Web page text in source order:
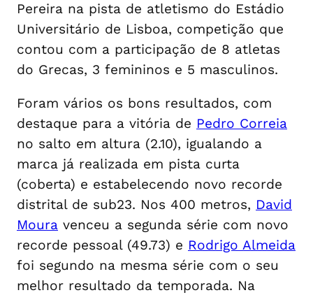
Pereira na pista de atletismo do Estádio
Universitário de Lisboa, competição que
contou com a participação de 8 atletas
do Grecas, 3 femininos e 5 masculinos.
Foram vários os bons resultados, com
destaque para a vitória de Pedro Correia
no salto em altura (2.10), igualando a
marca já realizada em pista curta
(coberta) e estabelecendo novo recorde
distrital de sub23. Nos 400 metros, David
Moura venceu a segunda série com novo
recorde pessoal (49.73) e Rodrigo Almeida
foi segundo na mesma série com o seu
melhor resultado da temporada. Na